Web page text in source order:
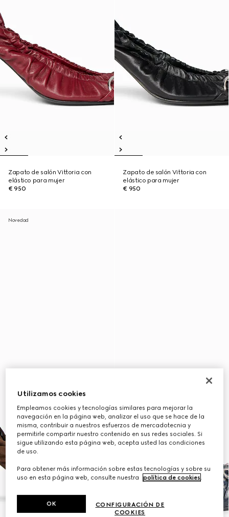
Zapato de salón Vittoria con
elástico para mujer
€ 950
Zapato de salón Vittoria con
elástico para mujer
€ 950
Novedad
Utilizamos cookies
Empleamos cookies y tecnologías similares para mejorar la
navegación en la página web, analizar el uso que se hace de la
misma, contribuir a nuestros esfuerzos de mercadotecnia y
permitirle compartir nuestro contenido en sus redes sociales. Si
sigue utilizando esta página web, acepta usted las condiciones
de uso.
Para obtener más información sobre estas tecnologías y sobre su
uso en esta página web, consulte nuestra
política de cookies.
CONFIGURACIÓN DE
COOKIES
OK